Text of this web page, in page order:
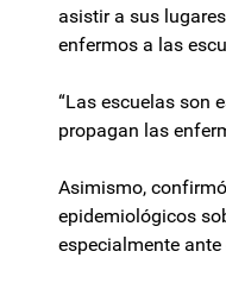
asistir a sus
enfermos a las
“Las escuelas son
propagan las
Asimismo,
epidemiológicos
especialmente